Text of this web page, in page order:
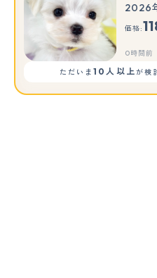
2026
価格:
0時間前
ただいま10人以上が検